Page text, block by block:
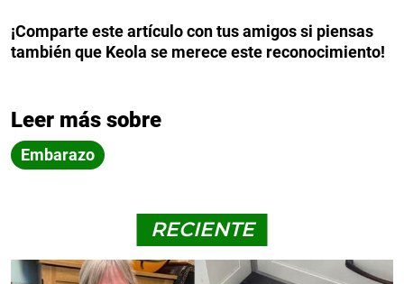
¡Comparte este artículo con tus amigos si piensas
también que Keola se merece este reconocimiento!
Leer más sobre
Embarazo
RECIENTE